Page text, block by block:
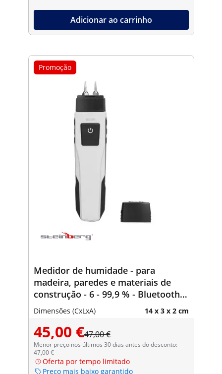
Adicionar ao carrinho
Promoção
Medidor de humidade - para
madeira, paredes e materiais de
construção - 6 - 99,9 % - Bluetooth -
desligamento automático
Dimensões (CxLxA) 14 x 3 x 2 cm
45,00 €47,00 €
Menor preço nos últimos 30 dias antes do desconto:
47,00 €
Oferta por tempo limitado
Preço mais baixo garantido